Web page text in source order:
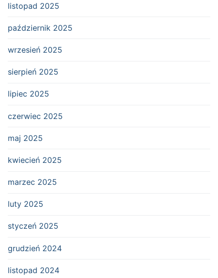
listopad 2025
październik 2025
wrzesień 2025
sierpień 2025
lipiec 2025
czerwiec 2025
maj 2025
kwiecień 2025
marzec 2025
luty 2025
styczeń 2025
grudzień 2024
listopad 2024